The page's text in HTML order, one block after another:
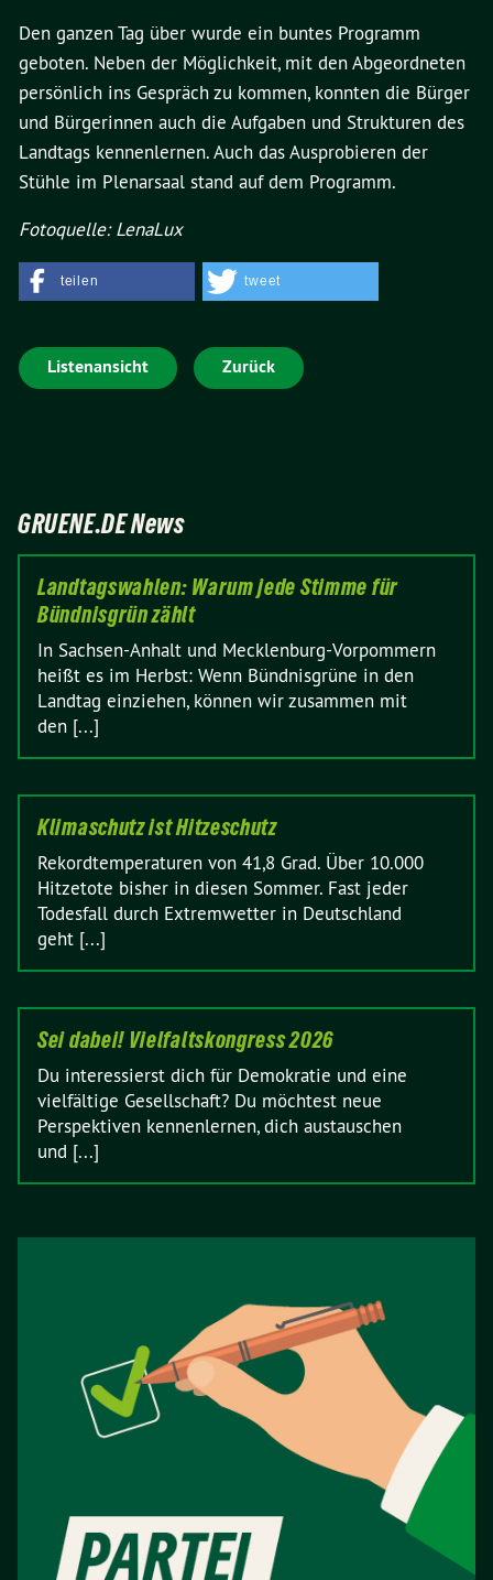
Den ganzen Tag über wurde ein buntes Programm
geboten. Neben der Möglichkeit, mit den Abgeordneten
persönlich ins Gespräch zu kommen, konnten die Bürger
und Bürgerinnen auch die Aufgaben und Strukturen des
Landtags kennenlernen. Auch das Ausprobieren der
Stühle im Plenarsaal stand auf dem Programm.
Fotoquelle: LenaLux
teilen tweet
Listenansicht Zurück
GRUENE.DE News
Landtagswahlen: Warum jede Stimme für
Bündnisgrün zählt
In Sachsen-Anhalt und Mecklenburg-Vorpommern
heißt es im Herbst: Wenn Bündnisgrüne in den
Landtag einziehen, können wir zusammen mit
den [...]
Klimaschutz ist Hitzeschutz
Rekordtemperaturen von 41,8 Grad. Über 10.000
Hitzetote bisher in diesen Sommer. Fast jeder
Todesfall durch Extremwetter in Deutschland
geht [...]
Sei dabei! Vielfaltskongress 2026
Du interessierst dich für Demokratie und eine
vielfältige Gesellschaft? Du möchtest neue
Perspektiven kennenlernen, dich austauschen
und [...]